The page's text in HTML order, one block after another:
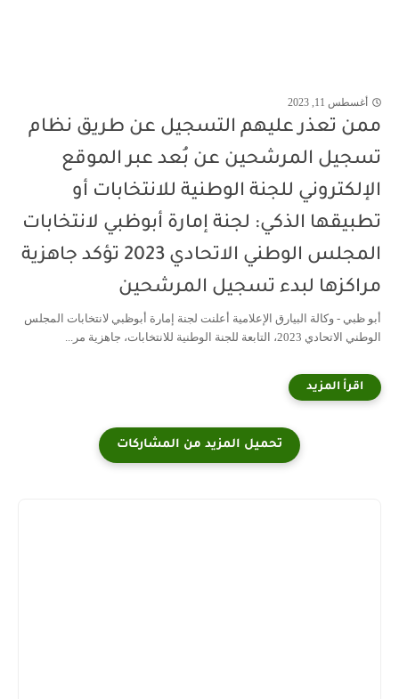
أغسطس 11, 2023
ممن تعذر عليهم التسجيل عن طريق نظام
تسجيل المرشحين عن بُعد عبر الموقع
الإلكتروني للجنة الوطنية للانتخابات أو
تطبيقها الذكي: لجنة إمارة أبوظبي لانتخابات
المجلس الوطني الاتحادي 2023 تؤكد جاهزية
مراكزها لبدء تسجيل المرشحين
أبو ظبي - وكالة البيارق الإعلامية أعلنت لجنة إمارة أبوظبي لانتخابات المجلس
الوطني الاتحادي 2023، التابعة للجنة الوطنية للانتخابات، جاهزية مر...